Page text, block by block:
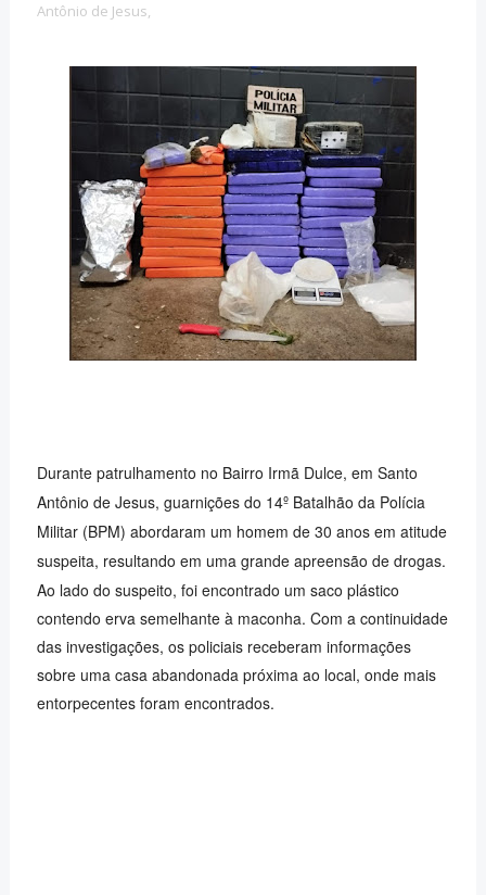
Antônio de Jesus,
Durante patrulhamento no Bairro Irmã Dulce, em Santo
Antônio de Jesus, guarnições do 14º Batalhão da Polícia
Militar (BPM) abordaram um homem de 30 anos em atitude
suspeita, resultando em uma grande apreensão de drogas.
Ao lado do suspeito, foi encontrado um saco plástico
contendo erva semelhante à maconha. Com a continuidade
das investigações, os policiais receberam informações
sobre uma casa abandonada próxima ao local, onde mais
entorpecentes foram encontrados.